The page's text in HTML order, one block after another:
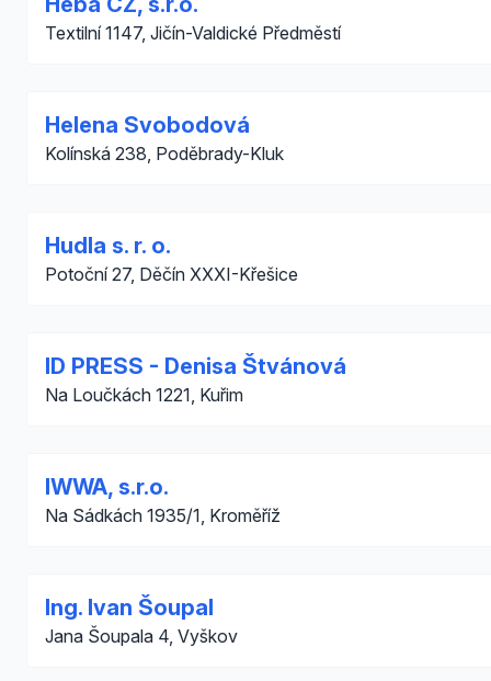
Textilní 1147, Jičín-Valdické Předměstí
Helena Svobodová
Kolínská 238, Poděbrady-Kluk
Hudla s. r. o.
Potoční 27, Děčín XXXI-Křešice
ID PRESS - Denisa Štvánová
Na Loučkách 1221, Kuřim
IWWA, s.r.o.
Na Sádkách 1935/1, Kroměříž
Ing. Ivan Šoupal
Jana Šoupala 4, Vyškov